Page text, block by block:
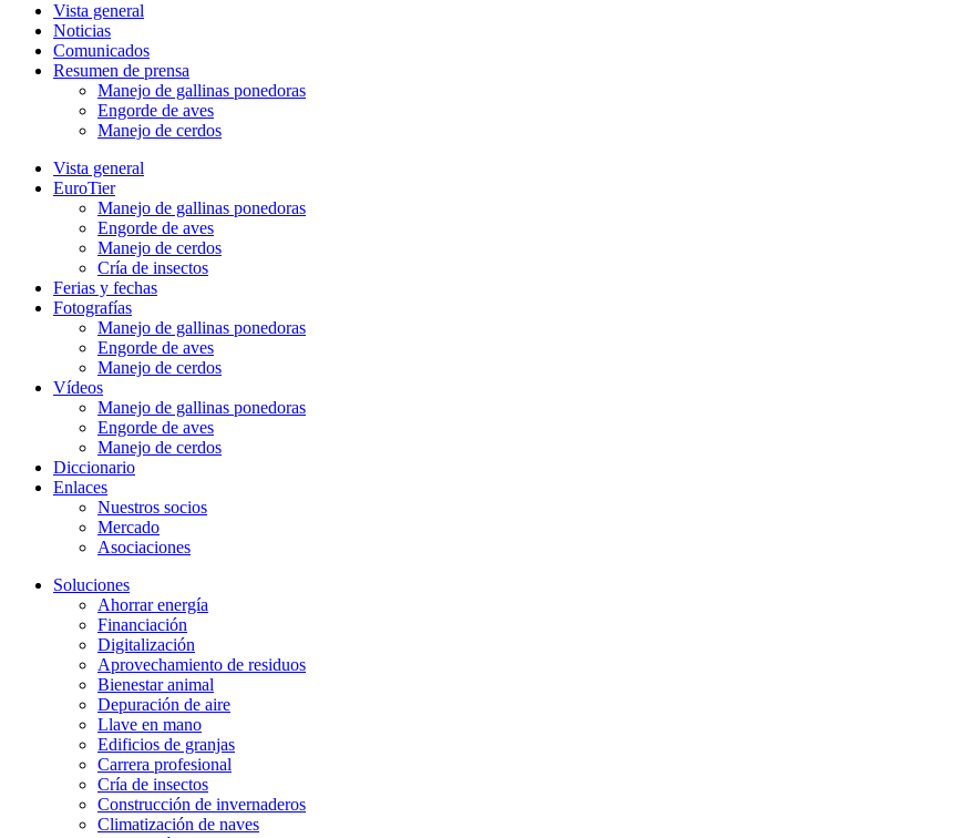
Vista general
Noticias
Comunicados
Resumen de prensa
Manejo de gallinas ponedoras
Engorde de aves
Manejo de cerdos
Vista general
EuroTier
Manejo de gallinas ponedoras
Engorde de aves
Manejo de cerdos
Cría de insectos
Ferias y fechas
Fotografías
Manejo de gallinas ponedoras
Engorde de aves
Manejo de cerdos
Vídeos
Manejo de gallinas ponedoras
Engorde de aves
Manejo de cerdos
Diccionario
Enlaces
Nuestros socios
Mercado
Asociaciones
Soluciones
Ahorrar energía
Financiación
Digitalización
Aprovechamiento de residuos
Bienestar animal
Depuración de aire
Llave en mano
Edificios de granjas
Carrera profesional
Cría de insectos
Construcción de invernaderos
Climatización de naves